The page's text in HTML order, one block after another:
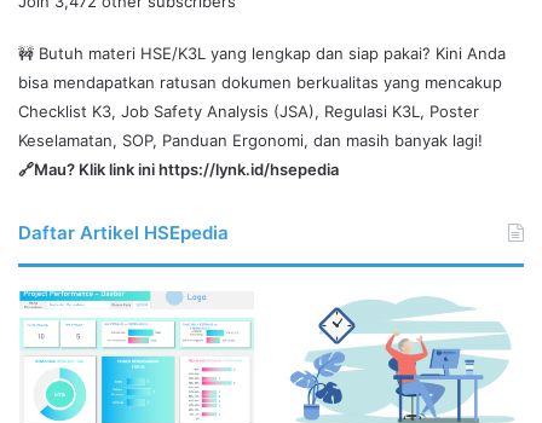
🚧 Butuh materi HSE/K3L yang lengkap dan siap pakai? Kini Anda
bisa mendapatkan ratusan dokumen berkualitas yang mencakup
Checklist K3, Job Safety Analysis (JSA), Regulasi K3L, Poster
Keselamatan, SOP, Panduan Ergonomi, dan masih banyak lagi!
🔗Mau? Klik link inihttps://lynk.id/hsepedia
Daftar Artikel HSEpedia